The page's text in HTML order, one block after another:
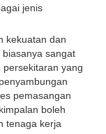
jenis
kekuatan dan
sangat
yang
pemasangan
boleh
tenaga kerja